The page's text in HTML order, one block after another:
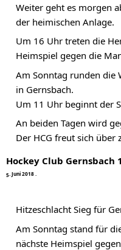
Weiter geht es morgen
der heimischen Anlage.
Um 16 Uhr treten die
Heimspiel gegen die
Am Sonntag runden die
in Gernsbach.
Um 11 Uhr beginnt der
An beiden Tagen wird
Der HCG freut sich über
Hockey Club Gernsbach
5 Juni2018·
Hitzeschlacht Sieg für
Am Sonntag stand für
nächste Heimspiel